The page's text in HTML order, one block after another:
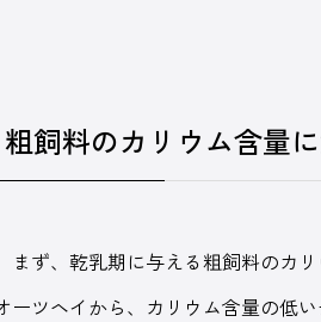
粗飼料のカリウム含量
まず、乾乳期に与える粗飼料のカ
ーツヘイから、カリウム含量の低